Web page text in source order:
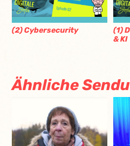
(2) Cybersecurity
(1)
& KI
Ähnliche